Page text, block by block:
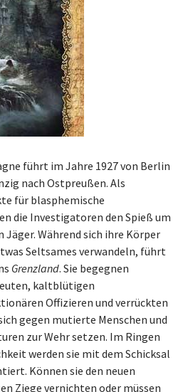
führt im Jahre 1927 von Berlin
nach Ostpreußen. Als
für blasphemische
die Investigatoren den Spieß um
Jäger. Während sich ihre Körper
Seltsames verwandeln, führt
Grenzland. Sie begegnen
kaltblütigen
Offizieren und verrückten
gegen mutierte Menschen und
zur Wehr setzen. Im Ringen
werden sie mit dem Schicksal
Können sie den neuen
Ziege vernichten oder müssen